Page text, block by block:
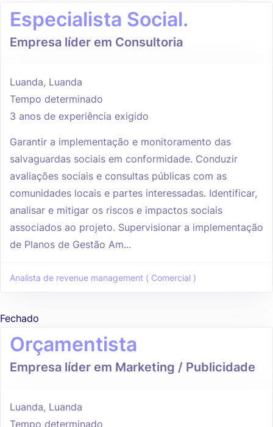
Especialista Social.
Empresa líder em Consultoria
Luanda, Luanda
Tempo determinado
3 anos de experiência exigido
Garantir a implementação e monitoramento das
salvaguardas sociais em conformidade. Conduzir
avaliações sociais e consultas públicas com as
comunidades locais e partes interessadas. Identificar,
analisar e mitigar os riscos e impactos sociais
associados ao projeto. Supervisionar a implementação
de Planos de Gestão Am...
Analista de revenue management ( Comercial )
Fechado
Orçamentista
Empresa líder em Marketing / Publicidade
Luanda, Luanda
Tempo determinado